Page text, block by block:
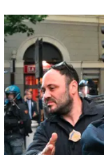
Založnik
Zadruga PD
Naročnine